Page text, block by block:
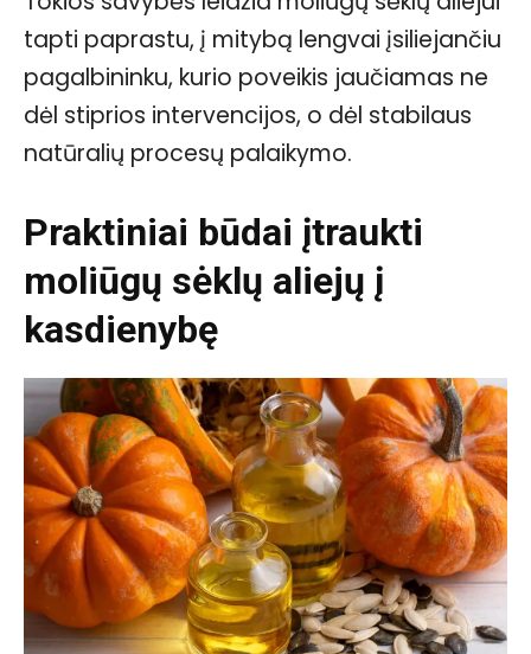
tapti paprastu, į mitybą lengvai įsiliejančiu
pagalbininku, kurio poveikis jaučiamas ne
dėl stiprios intervencijos, o dėl stabilaus
natūralių procesų palaikymo.
Praktiniai būdai įtraukti
moliūgų sėklų aliejų į
kasdienybę